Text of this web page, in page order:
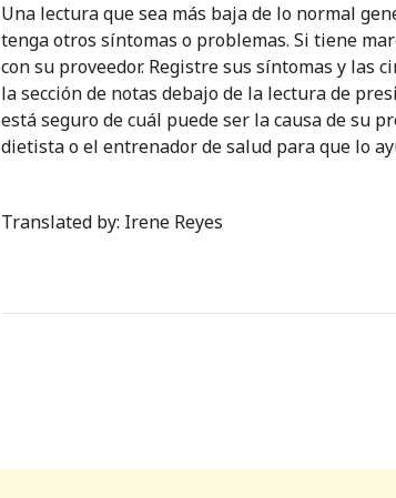
Una lectura que sea más baja de lo normal
tenga otros síntomas o problemas. Si tiene
con su proveedor. Registre sus síntomas y las
la sección de notas debajo de la lectura de
está seguro de cuál puede ser la causa de su
dietista o el entrenador de salud para que lo
Translated by: Irene Reyes